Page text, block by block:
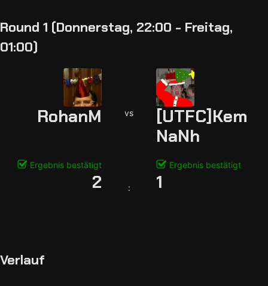
Round 1 (Donnerstag, 22:00 - Freitag,
01:00)
RohanM vs
[UTFC]Kem
NaNh
Ergebnis bestätigt Ergebnis bestätigt
2 : 1
Verlauf